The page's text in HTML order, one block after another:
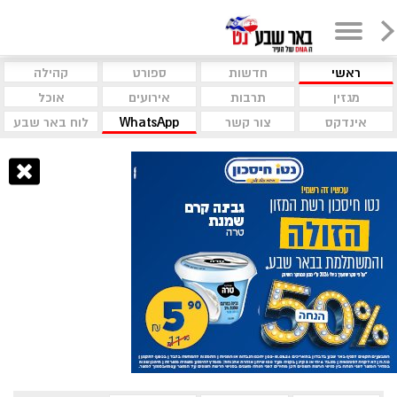
ראשי חדשות ספורט
קהילה
מגזין
תרבות אירועים
אוכל
אינדקס
צור קשר WhatsApp לוח באר שבע